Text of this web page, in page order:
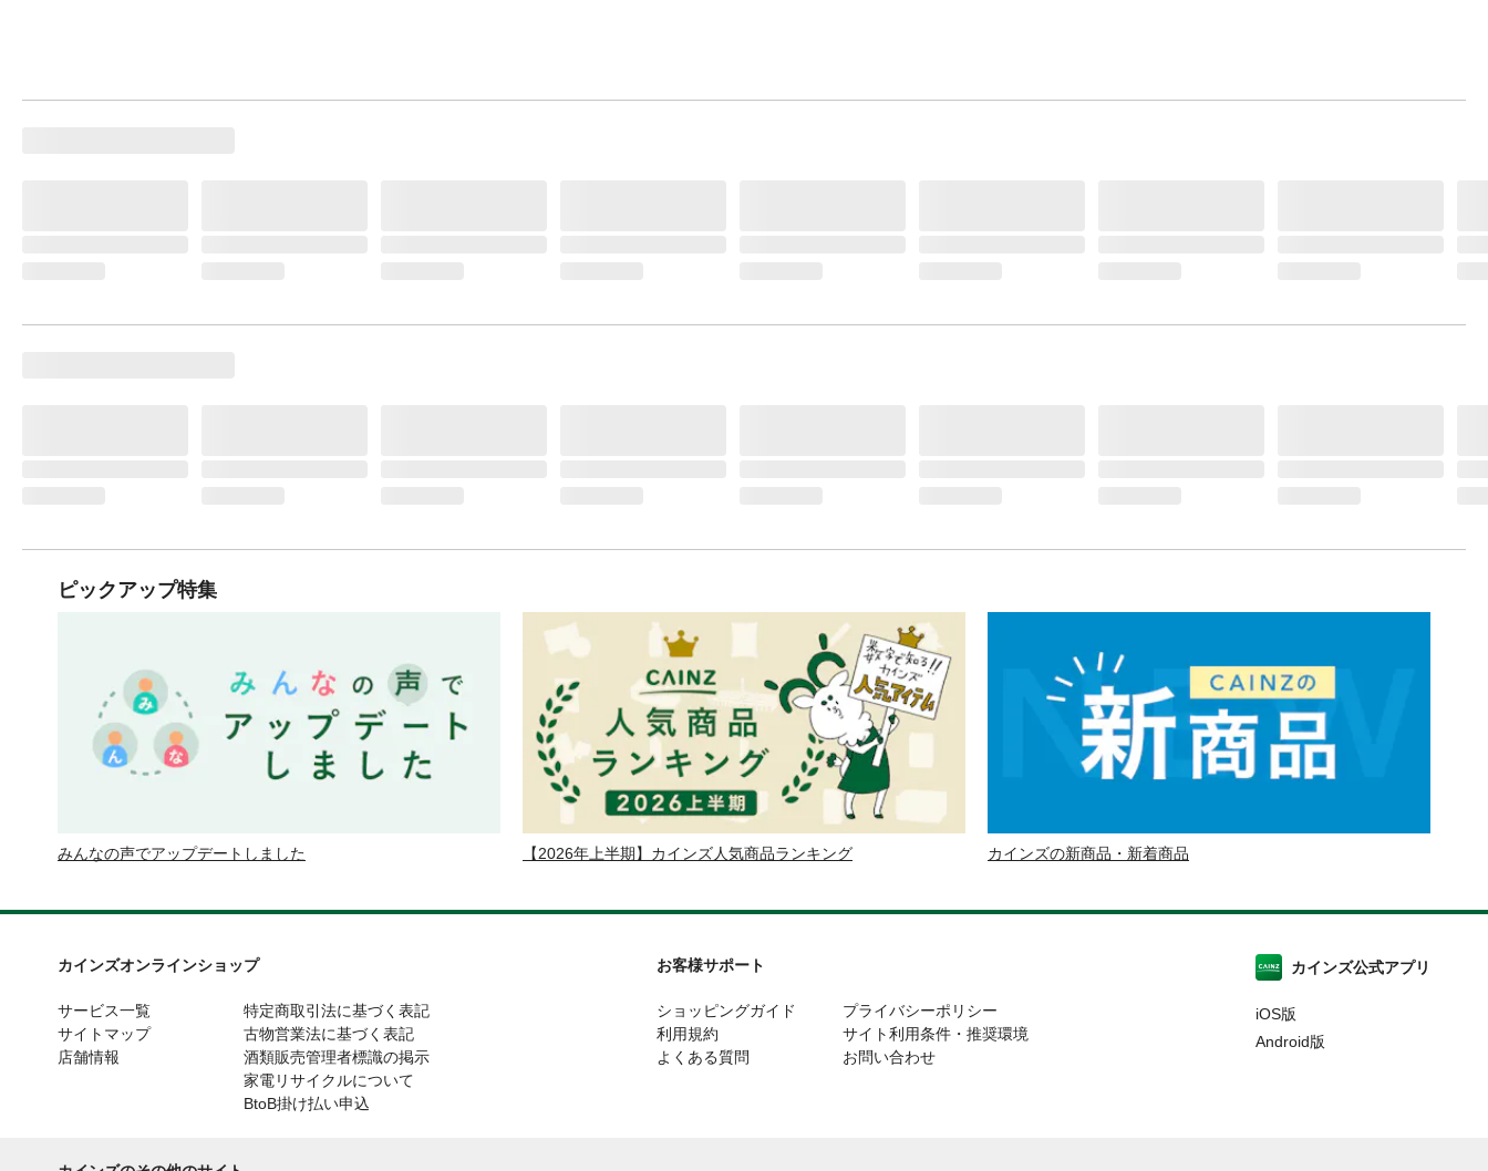
ピックアップ特集
みんなの声でアップデートしました 【2026年上半期】カインズ人気商品ランキング カインズの新商品・新着商品
カインズオンラインショップ
サービス一覧
サイトマップ
店舗情報
特定商取引法に基づく表記
古物営業法に基づく表記
酒類販売管理者標識の掲示
家電リサイクルについて
BtoB掛け払い申込
お客様サポート
ショッピングガイド
利用規約
よくある質問
プライバシーポリシー
サイト利用条件・推奨環境
お問い合わせ
カインズ公式アプリ
iOS版
Android版